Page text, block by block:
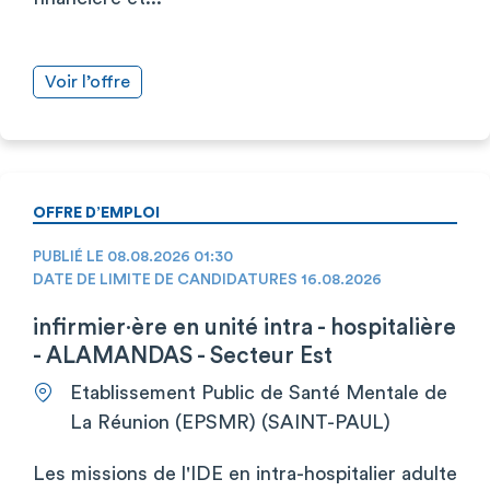
Voir l’offre
OFFRE D’EMPLOI
PUBLIÉ LE 08.08.2026 01:30
DATE DE LIMITE DE CANDIDATURES 16.08.2026
infirmier·ère en unité intra - hospitalière
- ALAMANDAS - Secteur Est
Etablissement Public de Santé Mentale de
La Réunion (EPSMR) (SAINT-PAUL)
Les missions de l'IDE en intra-hospitalier adulte